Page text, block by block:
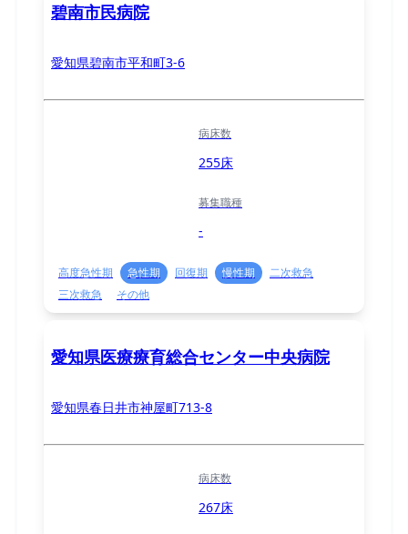
碧南市民病院
愛知県碧南市平和町3-6
病床数
255床
募集職種
-
高度急性期 急性期 回復期 慢性期
二次救急
三次救急
その他
愛知県医療療育総合センター中央病院
愛知県春日井市神屋町713-8
病床数
267床